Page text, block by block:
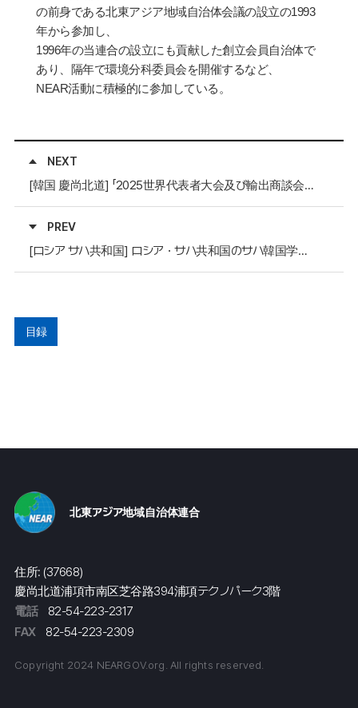
の前身である北東アジア地域自治体会議の設立の1993
年から参加し、
1996年の当連合の設立にも貢献した創立会 員自治体で
あり、隔年で環境分科委員会を開催するなど、
NEAR活動に積極的に参加している。
NEXT
[韓国 慶尚北道] 「2025世界代表者大会及び輸出商談会」安東開催確定
PREV
[ロシア サハ共和国] ロシア・サハ共和国のサハ韓国学校の生徒、設立30周年を記念に韓国訪問
目録
北東アジア地域自治体連合
住所: (37668)
慶尚北道浦項市南区芝谷路394浦項テクノパーク3階
電話
82-54-223-2317
FAX
82-54-223-2309
Copyright 2024 NEARGOV.org. All rights reserved.